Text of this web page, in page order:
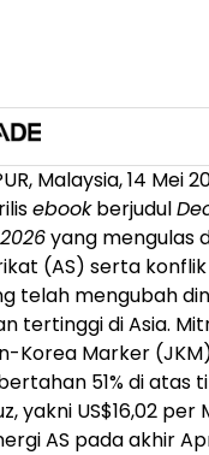
Malaysia, 14
ebookberjudul
yang mengulas
(AS) serta
telah mengubah
tertinggi di Asia.
Korea Marker
51% di
yakni US$16,02
AS pada akhir